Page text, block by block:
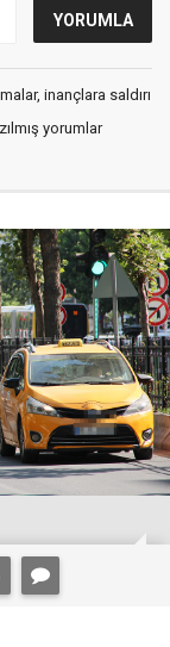
inançlara saldırı
yorumlar